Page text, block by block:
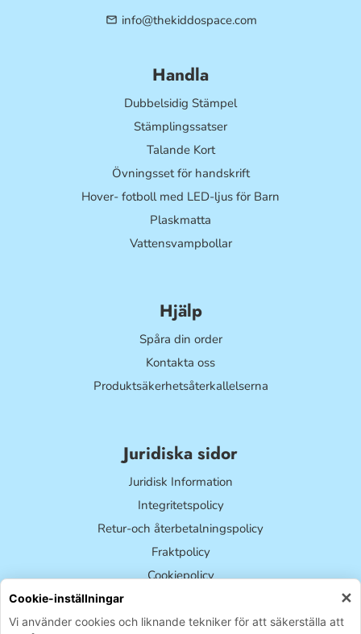
Cookie-inställningar ✕
Vi använder cookies och liknande tekniker för att säkerställa att
email info@thekiddospace.com
Handla
Dubbelsidig Stämpel
Stämplingssatser
Talande Kort
Övningsset för handskrift
Hover- fotboll med LED-ljus för Barn
Plaskmatta
Vattensvampbollar
Hjälp
Spåra din order
Kontakta oss
Produktsäkerhetsåterkallelserna
Juridiska sidor
Juridisk Information
Integritetspolicy
Retur-och återbetalningspolicy
Fraktpolicy
Cookiepolicy
Dina cookie-inställningar